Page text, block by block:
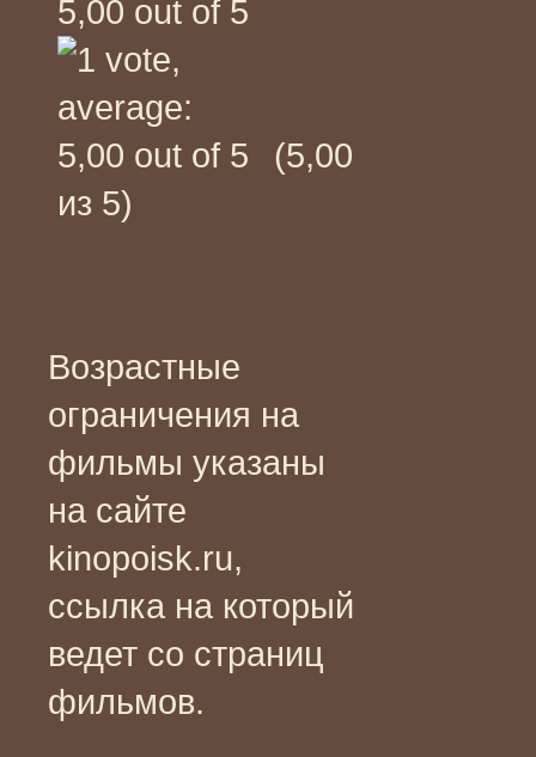
(5,00
из 5)
Возрастные
ограничения на
фильмы указаны
на сайте
kinopoisk.ru,
ссылка на который
ведет со страниц
фильмов.